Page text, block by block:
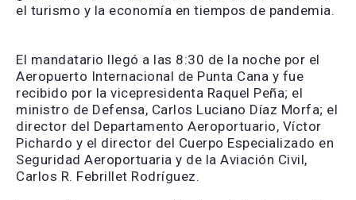
el turismo y la economía en tiempos de pandemia.
El mandatario llegó a las 8:30 de la noche por el
Aeropuerto Internacional de Punta Cana y fue
recibido por la vicepresidenta Raquel Peña; el
ministro de Defensa, Carlos Luciano Díaz Morfa; el
director del Departamento Aeroportuario, Víctor
Pichardo y el director del Cuerpo Especializado en
Seguridad Aeroportuaria y de la Aviación Civil,
Carlos R. Febrillet Rodríguez.